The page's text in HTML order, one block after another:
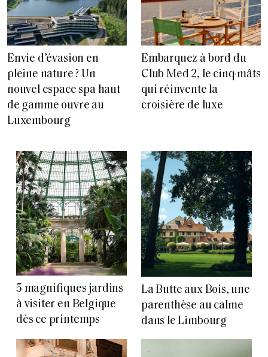
Envie d’évasion en
pleine nature ? Un
nouvel espace spa haut
de gamme ouvre au
Luxembourg
Embarquez à bord du
Club Med 2, le cinq-mâts
qui réinvente la
croisière de luxe
5 magnifiques jardins
à visiter en Belgique
dès ce printemps
La Butte aux Bois, une
parenthèse au calme
dans le Limbourg